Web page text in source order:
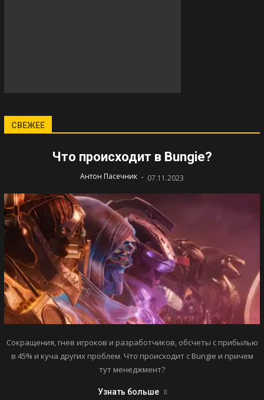
СВЕЖЕЕ
Что происходит в Bungie?
Антон Пасечник - 07.11.2023
Сокращения, гнев игроков и разработчиков, обсчеты с прибылью
в 45% и куча других проблем. Что происходит с Bungie и причем
тут менеджмент?
Узнать больше